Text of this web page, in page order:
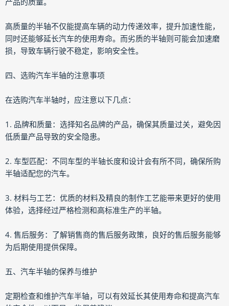
高质量的半轴不仅能提高车辆的动力传递效率，提升加速性能，
同时还能够延长汽车的使用寿命。而劣质的半轴则可能会加速磨
损，导致车辆行驶不稳定，影响安全性。
四、选购汽车半轴的注意事项
在选购汽车半轴时，应注意以下几点：
1. 品牌和质量：选择知名品牌的产品，确保其质量过关，避免因
低质量产品导致的安全隐患。
2. 车型匹配：不同车型的半轴长度和设计会有所不同，确保所购
半轴适配您的汽车。
3. 材料与工艺：优质的材料及精良的制作工艺能带来更好的使用
体验，选择经过严格检测和高标准生产的半轴。
4. 售后服务：了解销售商的售后服务政策，良好的售后服务能够
为后期使用提供保障。
五、汽车半轴的保养与维护
定期检查和维护汽车半轴，可以有效延长其使用寿命和提高汽车